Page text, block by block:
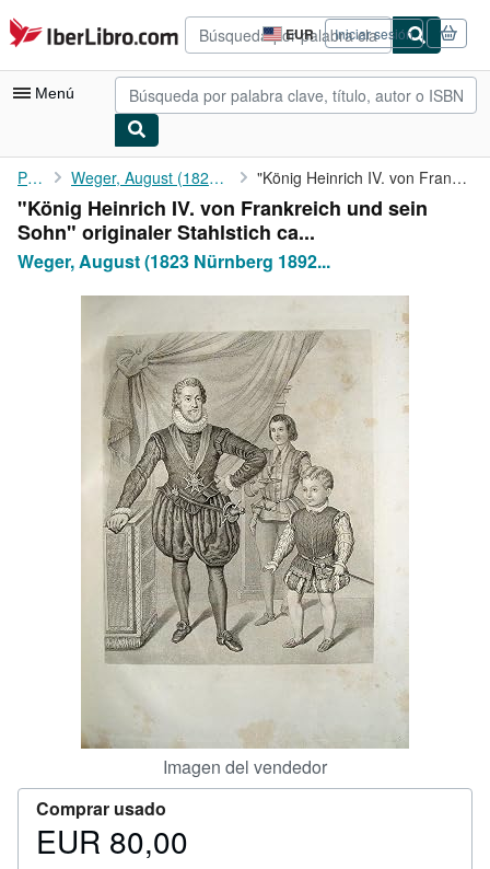
Pasar al contenido principal
IberLibro.com EUR
Preferencias
de
compra
del
Iniciar sesión
Menú
Mi cuenta
Consultar mis pedidos
Búsqueda avanzada
Colecciones
Libros antiguos
Arte y coleccionismo
Comenzar a vender
CERRAR
Portada Weger, August (1823 Nürnberg 1892 Leipzig): "König Heinrich IV. von Frankreich und sein Sohn" originaler ...
"König Heinrich IV. von Frankreich und sein
Sohn" originaler Stahlstich ca...
Weger, August (1823 Nürnberg 1892...
Imagen del vendedor
Comprar usado
Precio
EUR 80,00